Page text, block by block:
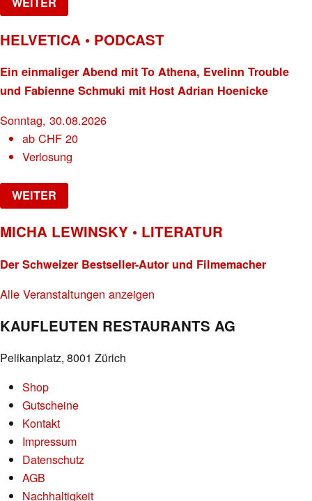
HELVETICA • PODCAST
Ein einmaliger Abend mit To Athena, Evelinn Trouble
und Fabienne Schmuki mit Host Adrian Hoenicke
Sonntag, 30.08.2026
abCHF 20
Verlosung
WEITER
MICHA LEWINSKY • LITERATUR
Der Schweizer Bestseller-Autor und Filmemacher
Alle Veranstaltungen anzeigen
KAUFLEUTEN RESTAURANTS AG
Pelikanplatz, 8001 Zürich
Shop
Gutscheine
Kontakt
Impressum
Datenschutz
AGB
Nachhaltigkeit